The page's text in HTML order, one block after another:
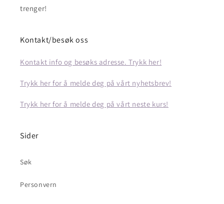
trenger!
Kontakt/besøk oss
Kontakt info og besøks adresse. Trykk her!
Trykk her for å melde deg på vårt nyhetsbrev!
Trykk her for å melde deg på vårt neste kurs!
Sider
Søk
Personvern